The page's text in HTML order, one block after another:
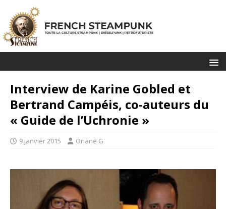
Interview de Karine Gobled et
Bertrand Campéis, co-auteurs du
« Guide de l’Uchronie »
9 janvier 2015 Oriane G